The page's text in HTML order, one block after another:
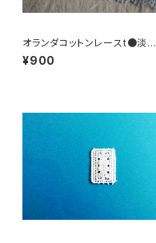
オランダコットンレースt●淡ブ
ルー
¥900